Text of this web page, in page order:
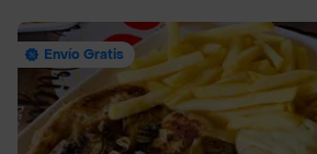
Envío Gratis